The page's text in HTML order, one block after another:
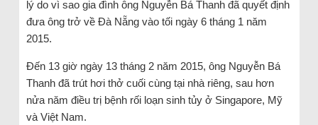
lý do vì sao gia đình ông Nguyễn Bá Thanh đã quyết định
đưa ông trở về Đà Nẵng vào tối ngày 6 tháng 1 năm
2015.
Đến 13 giờ ngày 13 tháng 2 năm 2015, ông Nguyễn Bá
Thanh đã trút hơi thở cuối cùng tại nhà riêng, sau hơn
nửa năm điều trị bệnh rối loạn sinh tủy ở Singapore, Mỹ
và Việt Nam.